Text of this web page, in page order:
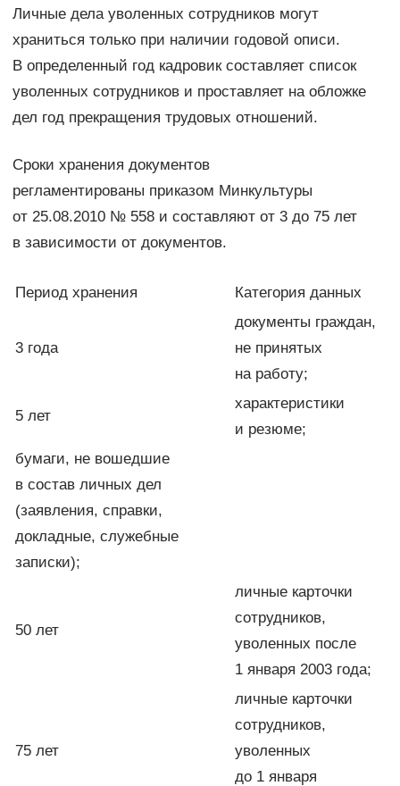
Личные дела уволенных сотрудников могут
храниться только при наличии годовой описи.
В определенный год кадровик составляет список
уволенных сотрудников и проставляет на обложке
дел год прекращения трудовых отношений.
Сроки хранения документов
регламентированы приказом Минкультуры
от 25.08.2010 № 558 и составляют от 3 до 75 лет
в зависимости от документов.
Период хранения Категория данных
3 года
документы граждан,
не принятых
на работу;
5 лет
характеристики
и резюме;
бумаги, не вошедшие
в состав личных дел
(заявления, справки,
докладные, служебные
записки);
50 лет
личные карточки
сотрудников,
уволенных после
1 января 2003 года;
75 лет
личные карточки
сотрудников,
уволенных
до 1 января